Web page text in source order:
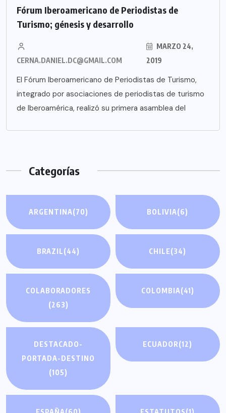
Fórum Iberoamericano de Periodistas de
Turismo; génesis y desarrollo
CERNA.DANIEL.DC@GMAIL.COM
MARZO 24,
2019
El Fórum Iberoamericano de Periodistas de Turismo,
integrado por asociaciones de periodistas de turismo
de Iberoamérica, realizó su primera asamblea del
Categorías
ARGENTINA(70) BOLIVIA(6)
BRAZIL(44) CHILE(34)
COLABORADORES
(263)
COLOMBIA(41)
DESTACADO-
PORTADA-DESTINO
(105)
ECUADOR(12)